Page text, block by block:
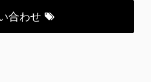
合わせ